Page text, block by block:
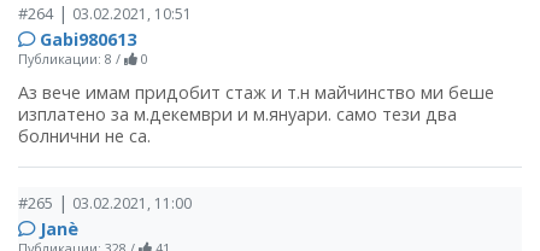
#264| 03.02.2021, 10:51
Gabi980613
Публикации: 8 / 0
Аз вече имам придобит стаж и т.н майчинство ми беше
изплатено за м.декември и м.януари. само тези два
болнични не са.
#265 | 03.02.2021, 11:00
Janѐ